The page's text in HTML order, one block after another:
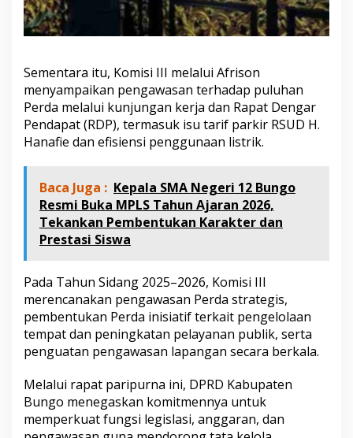
Sementara itu, Komisi III melalui Afrison
menyampaikan pengawasan terhadap puluhan
Perda melalui kunjungan kerja dan Rapat Dengar
Pendapat (RDP), termasuk isu tarif parkir RSUD H.
Hanafie dan efisiensi penggunaan listrik.
Baca Juga : Kepala SMA Negeri 12 Bungo
Resmi Buka MPLS Tahun Ajaran 2026,
Tekankan Pembentukan Karakter dan
Prestasi Siswa
Pada Tahun Sidang 2025–2026, Komisi III
merencanakan pengawasan Perda strategis,
pembentukan Perda inisiatif terkait pengelolaan
tempat dan peningkatan pelayanan publik, serta
penguatan pengawasan lapangan secara berkala.
Melalui rapat paripurna ini, DPRD Kabupaten
Bungo menegaskan komitmennya untuk
memperkuat fungsi legislasi, anggaran, dan